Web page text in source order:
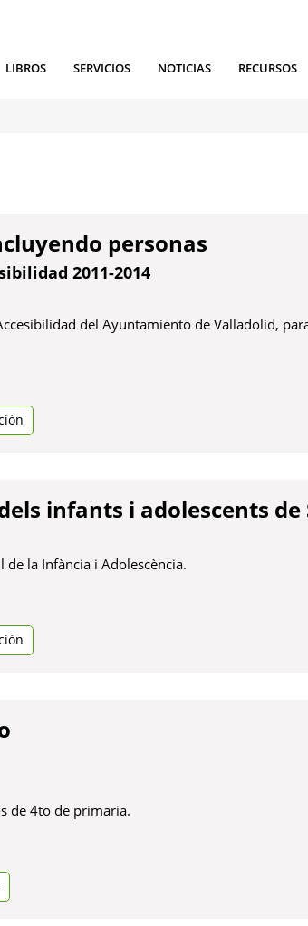
LIBROS SERVICIOS NOTICIAS RECURSOS
personas
2011-2014
del Ayuntamiento de Valladolid,
infants i adolescents de
la Infància i Adolescència.
de 4to de primaria.